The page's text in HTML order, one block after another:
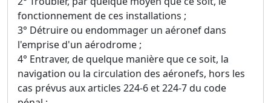
fonctionnement de ces installations ;
3° Détruire ou endommager un aéronef dans
l'emprise d'un aérodrome ;
4° Entraver, de quelque manière que ce soit, la
navigation ou la circulation des aéronefs, hors les
cas prévus aux articles 224-6 et 224-7 du code